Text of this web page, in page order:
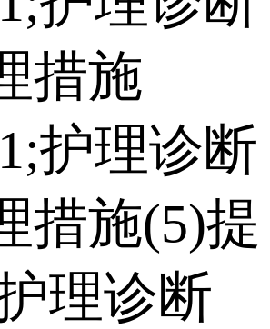
措施
护理诊断
措施(5)提
理诊断